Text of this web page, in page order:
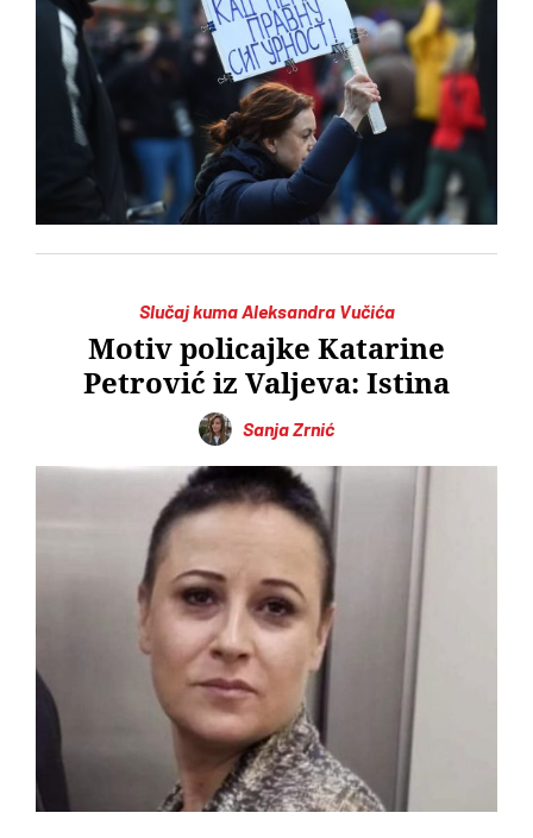
Slučaj kuma Aleksandra Vučića
Motiv policajke Katarine
Petrović iz Valjeva: Istina
Sanja Zrnić